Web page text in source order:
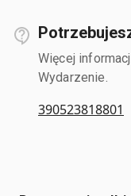
Więcej
Wydarzenie.
390523818801